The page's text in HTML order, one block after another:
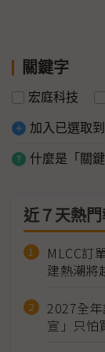
關鍵字
宏庭科技
加入已選取
什麼是「關鍵
近７天熱
MLCC訂
建熱潮將
2027全
宣」只怕